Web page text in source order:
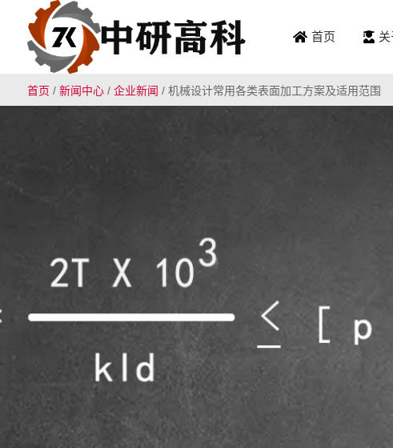
首页 关
首页 / 新闻中心/ 企业新闻 / 机械设计常用各类表面加工方案及适用范围